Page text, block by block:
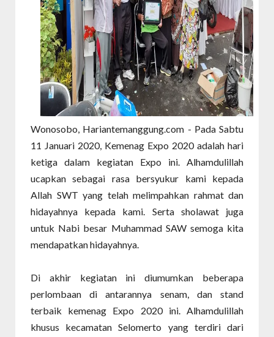
Wonosobo, Hariantemanggung.com - Pada Sabtu
11 Januari 2020, Kemenag Expo 2020 adalah hari
ketiga dalam kegiatan Expo ini. Alhamdulillah
ucapkan sebagai rasa bersyukur kami kepada
Allah SWT yang telah melimpahkan rahmat dan
hidayahnya kepada kami. Serta sholawat juga
untuk Nabi besar Muhammad SAW semoga kita
mendapatkan hidayahnya.
Di akhir kegiatan ini diumumkan beberapa
perlombaan di antarannya senam, dan stand
terbaik kemenag Expo 2020 ini. Alhamdulillah
khusus kecamatan Selomerto yang terdiri dari